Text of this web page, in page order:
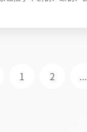
1 2 ...